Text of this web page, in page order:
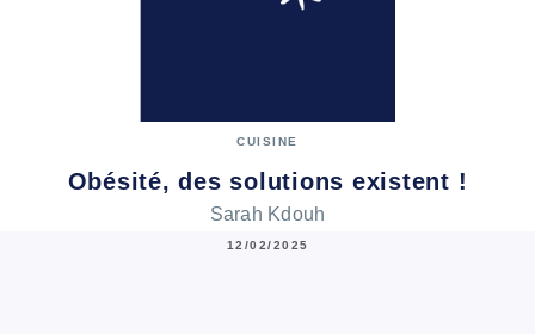
CUISINE
Obésité, des solutions existent !
Sarah Kdouh
12/02/2025